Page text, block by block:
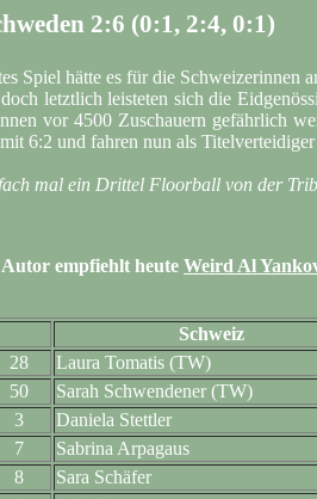
2:6 (0:1, 2:4, 0:1)
Spiel hätte es für die Schweizerinnen
letztlich leisteten sich die
vor 4500 Zuschauern gefährlich
6:2 und fahren nun als
mal ein Drittel Floorball von der
empfiehlt heute Weird Al
Schweiz
28
Laura Tomatis (TW)
50
Sarah Schwendener (TW)
3
Daniela Stettler
7
Sabrina Arpagaus
8
Sara Schäfer